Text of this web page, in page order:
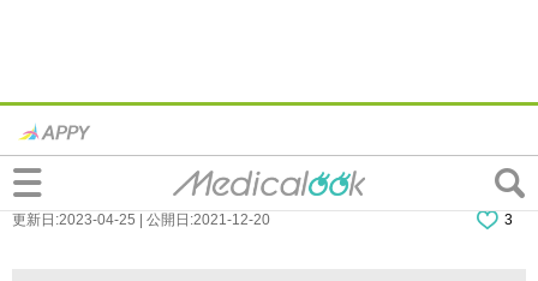
歯磨きをすると毎回出血するけど大丈夫？
病気や薬、ストレスのせい？
更新日:2023-04-25 | 公開日:2021-12-20 3